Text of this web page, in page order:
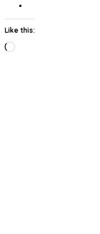
Like this:
Loading…